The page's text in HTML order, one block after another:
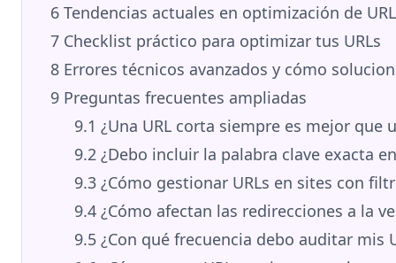
6 Tendencias actuales en optimización de URL
7 Checklist práctico para optimizar tus URLs
8 Errores técnicos avanzados y cómo
9 Preguntas frecuentes ampliadas
9.1 ¿Una URL corta siempre es mejor que
9.2 ¿Debo incluir la palabra clave exacta
9.3 ¿Cómo gestionar URLs en sites con
9.4 ¿Cómo afectan las redirecciones a la
9.5 ¿Con qué frecuencia debo auditar mis